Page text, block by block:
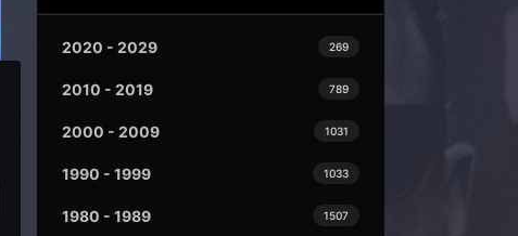
269
2020 - 2029
789
2010 - 2019
1031
2000 - 2009
1033
1990 - 1999
1507
1980 - 1989